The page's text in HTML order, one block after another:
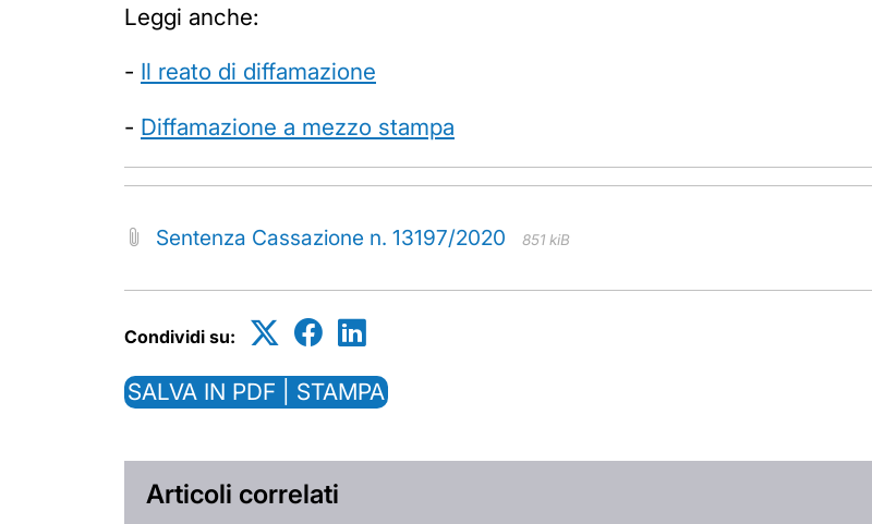
Leggi anche:
- Il reato di diffamazione
- Diffamazione a mezzo stampa
Sentenza Cassazione n. 13197/2020 851 kiB
Condividi su:
SALVA IN PDF | STAMPA
Articoli correlati